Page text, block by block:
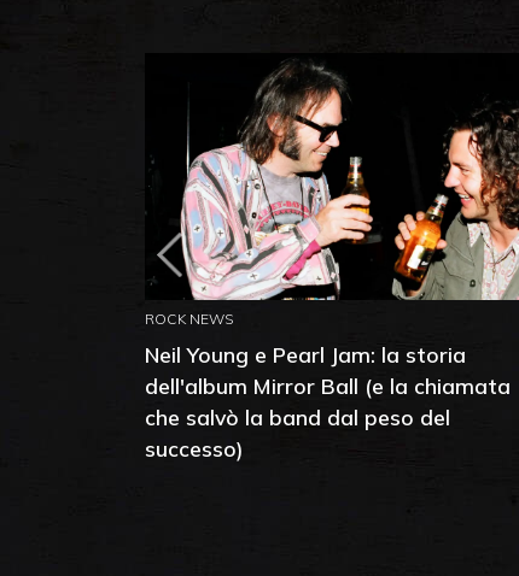
ROCK NEWS
Neil Young e Pearl Jam: la storia
dell'album Mirror Ball (e la chiamata
che salvò la band dal peso del
successo)